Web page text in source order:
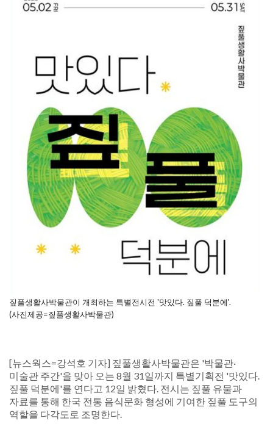
짚풀생활사박물관이 개최하는 특별전시전 '맛있다. 짚풀 덕분에'.
(사진제공=짚풀생활사박물관)
[뉴스웍스=강석호 기자] 짚풀생활사박물관은 '박물관·
미술관 주간'을 맞아 오는 8월 31일까지 특별기획전 '맛있다.
짚풀 덕분에'를 연다고 12일 밝혔다. 전시는 짚풀 유물과
자료를 통해 한국 전통 음식문화 형성에 기여한 짚풀 도구의
역할을 다각도로 조명한다.